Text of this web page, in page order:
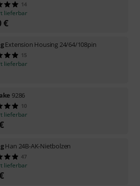
14
lieferbar
€
Extension Housing 24/64/108pin
15
lieferbar
9286
10
lieferbar
Han 24B-AK-Nietbolzen
47
lieferbar